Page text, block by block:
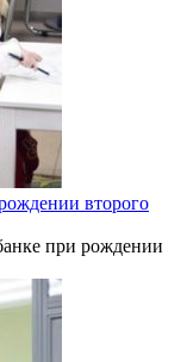
второго
при рождении